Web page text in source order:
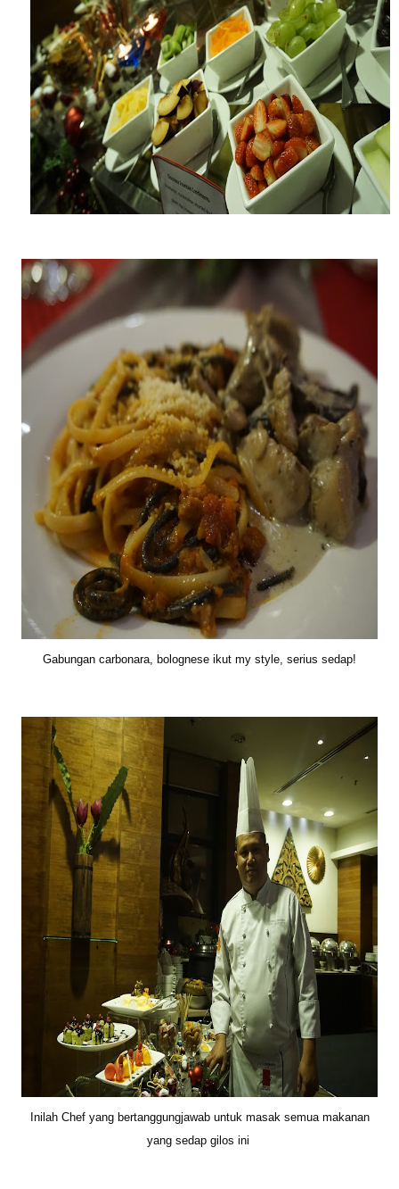
Gabungan carbonara, bolognese ikut my style, serius sedap!
Inilah Chef yang bertanggungjawab untuk masak semua makanan
yang sedap gilos ini